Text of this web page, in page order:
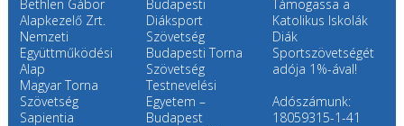
Bethlen Gábor
Alapkezelő Zrt.
Nemzeti
Együttműködési
Alap
Magyar Torna
Szövetség
Sapientia
Budapesti
Diáksport
Szövetség
Budapesti Torna
Szövetség
Testnevelési
Egyetem –
Budapest
Támogassa a
Katolikus Iskolák
Diák
Sportszövetségét
adója 1%-ával!
Adószámunk:
18059315-1-41